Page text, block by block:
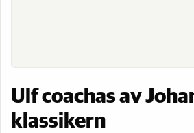
Ulf coachas av
klassikern